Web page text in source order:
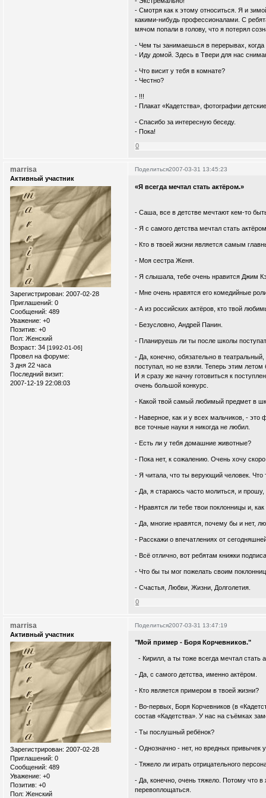
- Смотря как к этому относиться. Я и
какими-нибудь профессионалами. С
мячом попали в голову, что я потерял
- Чем ты занимаешься в перерывах, когда
- Иду домой. Здесь в Твери для нас
- Что висит у тебя в комнате?
- Честно?
- !!!
- Плакат «Кадетства», фотографии
- Спасибо за интересную беседу.
- Пока!
0
Поделиться2007-03-31 13:45:23
marrisa
Активный участник
Зарегистрирован: 2007-02-28
Приглашений: 0
Сообщений: 489
Уважение: +0
Позитив: +0
Пол: Женский
Возраст: 34 [1992-01-06]
Провел на форуме:
3 дня 22 часа
Последний визит:
2007-12-19 22:08:03
«Я всегда мечтал стать актёром.»
- Саша, все в детстве мечтают кем-то
- Я с самого детства мечтал стать
- Кто в твоей жизни является самым
- Моя сестра Женя.
- Я слышала, тебе очень нравится Джим
- Мне очень нравятся его комедийные
- А из российских актёров, кто твой
- Безусловно, Андрей Панин.
- Планируешь ли ты после школы
- Да, конечно, обязательно в
поступал, но не взяли. Теперь этим
И я сразу же начну готовиться к
очень большой конкурс.
- Какой твой самый любимый предмет в
- Наверное, как и у всех мальчиков, - это
все точные науки я никогда не любил.
- Есть ли у тебя домашние животные?
- Пока нет, к сожалению. Очень хочу
- Я читала, что ты верующий человек. Что
- Да, я стараюсь часто молиться, и
- Нравятся ли тебе твои поклонницы и,
- Да, многие нравятся, почему бы и нет,
- Расскажи о впечатлениях от
- Всё отлично, вот ребятам книжки
- Что бы ты мог пожелать своим
- Счастья, Любви, Жизни, Долголетия.
0
Поделиться2007-03-31 13:47:19
marrisa
Активный участник
Зарегистрирован: 2007-02-28
Приглашений: 0
Сообщений: 489
Уважение: +0
Позитив: +0
Пол: Женский
"Мой пример - Боря Корчевников."
- Кирилл, а ты тоже всегда мечтал стать
- Да, с самого детства, именно актёром.
- Кто является примером в твоей жизни?
- Во-первых, Боря Корчевников (в
состав «Кадетства». У нас на съёмках
- Ты послушный ребёнок?
- Однозначно - нет, но вредных привычек
- Тяжело ли играть отрицательного
- Да, конечно, очень тяжело. Потому что
перевоплощаться.